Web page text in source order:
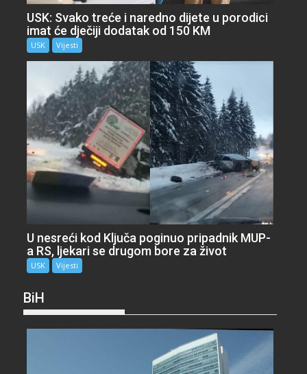
USK: Svako treće i naredno dijete u porodici
imat će dječiji dodatak od 150 KM
USK Vijesti
U nesreći kod Ključa poginuo pripadnik MUP-
a RS, ljekari se drugom bore za život
USK Vijesti
BiH